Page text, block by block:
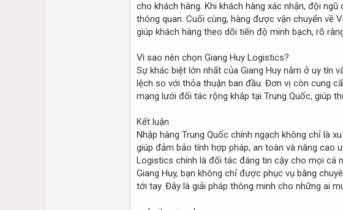
cho khách hàng. Khi khách hàng xác nhận, đội
thông quan. Cuối cùng, hàng được vận chuyển về
giúp khách hàng theo dõi tiến độ minh bạch, rõ
Vì sao nên chọn Giang Huy Logistics?
Sự khác biệt lớn nhất của Giang Huy nằm ở uy tín
lệch so với thỏa thuận ban đầu. Đơn vị còn cung
mạng lưới đối tác rộng khắp tại Trung Quốc, giúp
Kết luận
Nhập hàng Trung Quốc chính ngạch không chỉ là
giúp đảm bảo tính hợp pháp, an toàn và nâng cao
Logistics chính là đối tác đáng tin cậy cho mọi cá
Giang Huy, bạn không chỉ được phục vụ bằng
tới tay. Đây là giải pháp thông minh cho những ai